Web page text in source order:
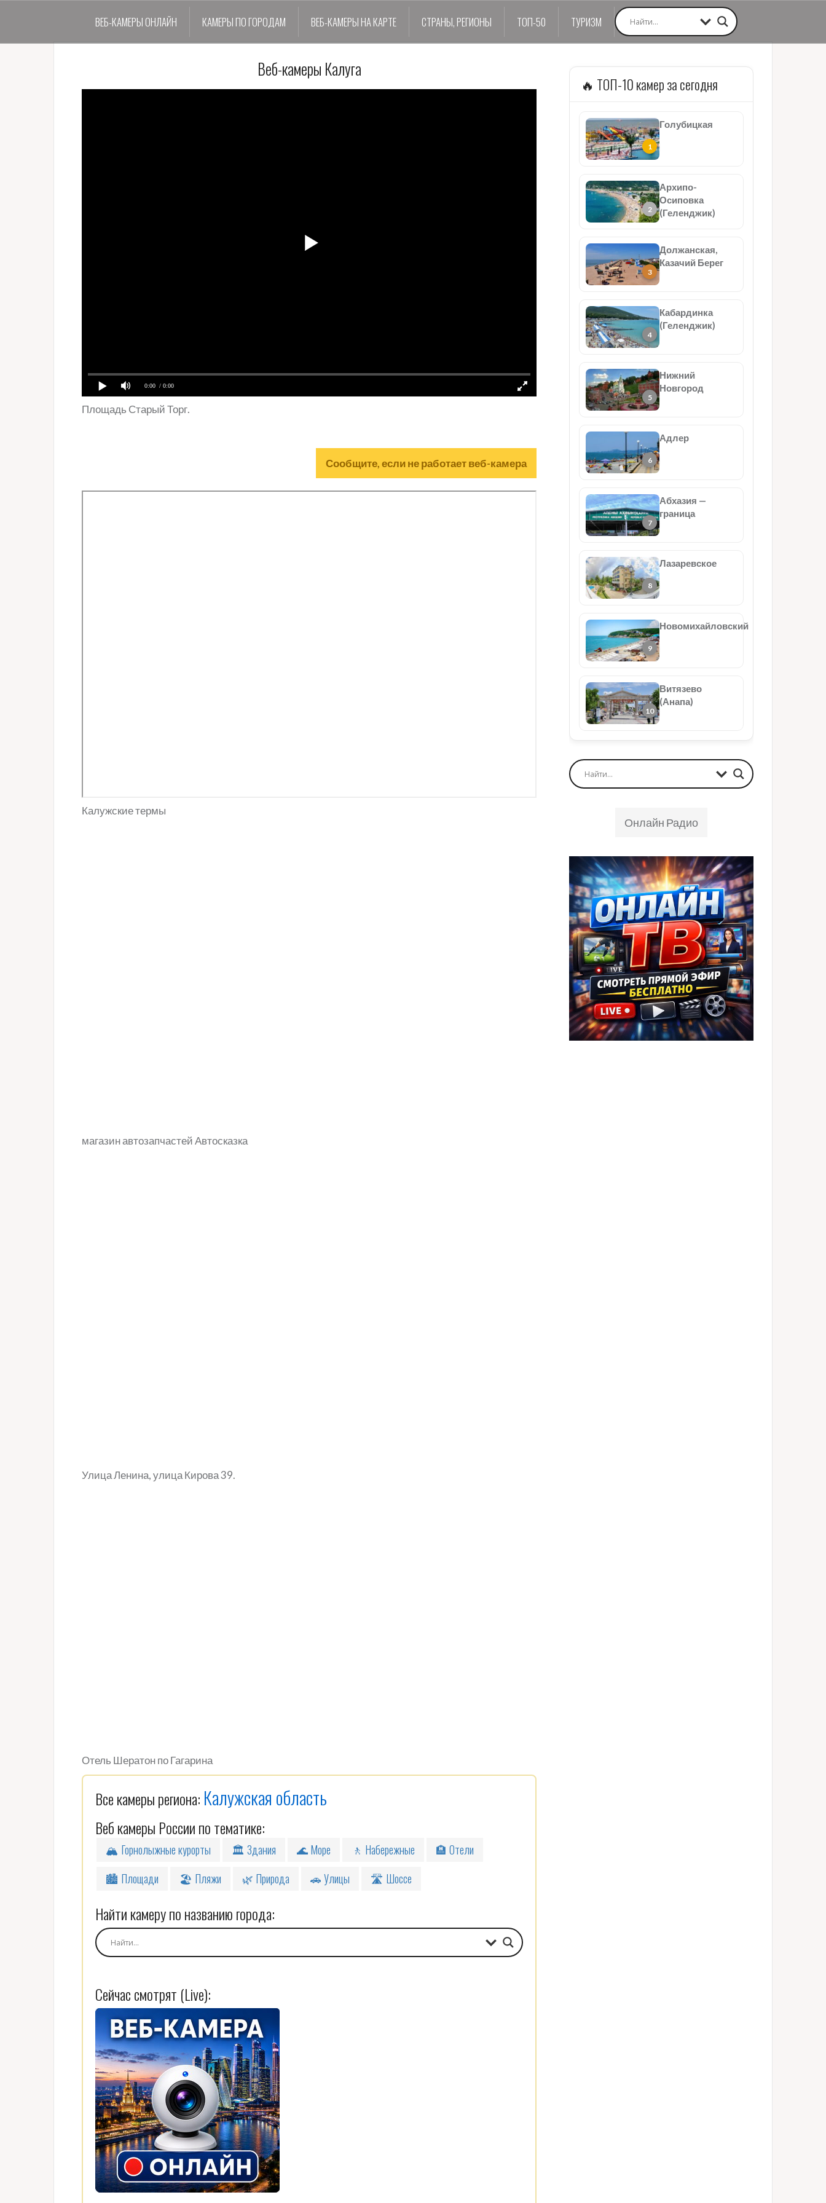
ВЕБ-КАМЕРЫ ОНЛАЙН КАМЕРЫ ПО ГОРОДАМ ВЕБ-КАМЕРЫ НА КАРТЕ СТРАНЫ, РЕГИОНЫ ТОП-50 ТУРИЗМ
Веб-камеры Калуга
Площадь Старый Торг.
Сообщите, если не работает веб-камера
Калужские термы
магазин автозапчастей Автосказка
Улица Ленина, улица Кирова 39.
Отель Шератон по Гагарина
Все камеры региона: Калужская область
Веб камеры России по тематике:
🏔 Горнолыжные курорты 🏛 Здания 🌊 Море 🚶 Набережные
🏨 Отели
🏙 Площади
🏖 Пляжи 🌿 Природа 🚗 Улицы 🛣 Шоссе
Найти камеру по названию города:
Сейчас смотрят (Live):
🔥 ТОП-10 камер за сегодня
Голубицкая
Архипо-
Осиповка
(Геленджик)
Должанская,
Казачий Берег
Кабардинка
(Геленджик)
Нижний
Новгород
Адлер
Абхазия —
граница
Лазаревское
Новомихайловский
Витязево
(Анапа)
Онлайн Радио